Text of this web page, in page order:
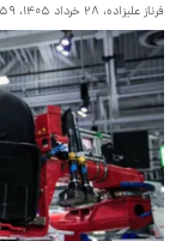
فرناز علیزاده، ۲۸ خرداد ۱۴۰۵، ۱۴:۵۹